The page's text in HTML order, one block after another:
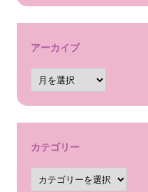
アーカイブ
ア
ー
カ
カテゴリー
カ
テ